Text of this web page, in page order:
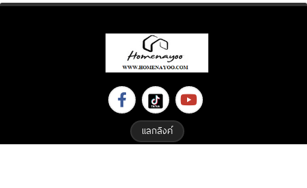
แลกลิงค์